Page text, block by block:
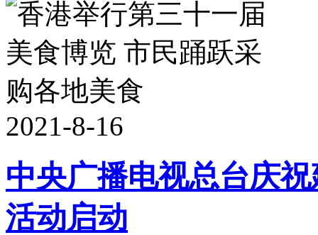
2021-8-16
中央广播电视总台庆
活动启动